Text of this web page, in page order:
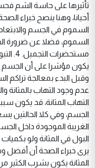
تأثيرها على حاسة الشم
أحيانا، وهنا ينصح خبراء
السموم في الجسم
السموم، فضلا عن ضرورة
يكون مؤشرا على أن الجسم
وقبل البدء بمعالجة تراكم
عدم وجود التهاب بالمثانة
التهاب المثانة، قد يكون
الجسم، وفي كلا الحالتين
الغريبة الموجودة داخل
البول في المثانة ولو
يرى خبراء الصحة أن أفضل
المثانة يكون بشرب